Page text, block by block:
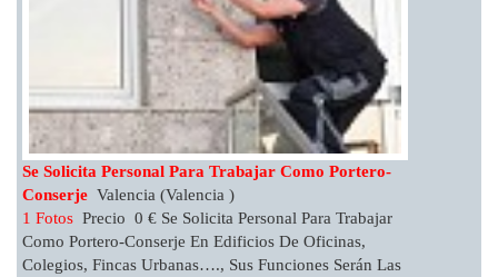
Se Solicita Personal Para Trabajar Como Portero-
Conserje Valencia (Valencia )
1 Fotos Precio 0 € Se Solicita Personal Para Trabajar
Como Portero-Conserje En Edificios De Oficinas,
Colegios, Fincas Urbanas…., Sus Funciones Serán Las